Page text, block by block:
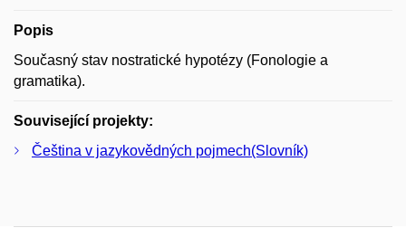
Popis
Současný stav nostratické hypotézy (Fonologie a
gramatika).
Související projekty:
Čeština v jazykovědných pojmech(Slovník)